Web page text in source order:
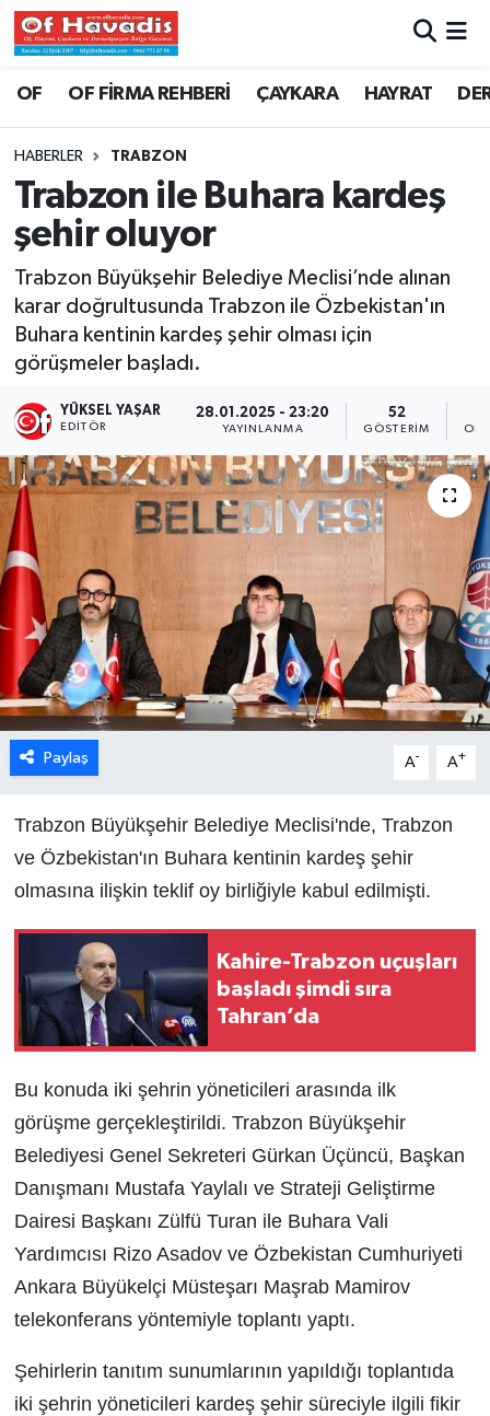
OF OF FİRMA REHBERİ ÇAYKARA HAYRAT
HABERLER TRABZON
Trabzon ile Buhara kardeş
şehir oluyor
Trabzon Büyükşehir Belediye Meclisi’nde alınan
karar doğrultusunda Trabzon ile Özbekistan'ın
Buhara kentinin kardeş şehir olması için
görüşmeler başladı.
YÜKSEL YAŞAR
EDITÖR
28.01.2025 - 23:20
YAYINLANMA
52
GÖSTERIM
Paylaş A- A+
Trabzon Büyükşehir Belediye Meclisi'nde, Trabzon
ve Özbekistan'ın Buhara kentinin kardeş şehir
olmasına ilişkin teklif oy birliğiyle kabul edilmişti.
Kahire-Trabzon uçuşları
başladı şimdi sıra
Tahran’da
Bu konuda iki şehrin yöneticileri arasında ilk
görüşme gerçekleştirildi. Trabzon Büyükşehir
Belediyesi Genel Sekreteri Gürkan Üçüncü, Başkan
Danışmanı Mustafa Yaylalı ve Strateji Geliştirme
Dairesi Başkanı Zülfü Turan ile Buhara Vali
Yardımcısı Rizo Asadov ve Özbekistan Cumhuriyeti
Ankara Büyükelçi Müsteşarı Maşrab Mamirov
telekonferans yöntemiyle toplantı yaptı.
Şehirlerin tanıtım sunumlarının yapıldığı toplantıda
iki şehrin yöneticileri kardeş şehir süreciyle ilgili fikir
Trabzon Nöbetçi Eczaneler
Trabzon Namaz Vakitleri
Trabzon Trafik Yoğunluk Haritası
Süper Lig Puan Durumu ve Fikstür
Tüm Manşetler
Son Dakika Haberleri
Haber Arşivi